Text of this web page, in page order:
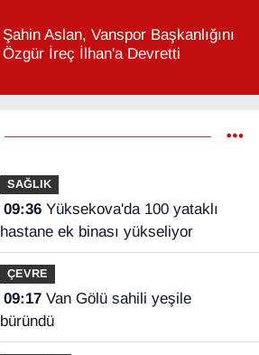
Şahin Aslan, Vanspor Başkanlığını
Özgür İreç İlhan'a Devretti
SAĞLIK
09:36Yüksekova'da 100 yataklı
hastane ek binası yükseliyor
ÇEVRE
09:17Van Gölü sahili yeşile
büründü